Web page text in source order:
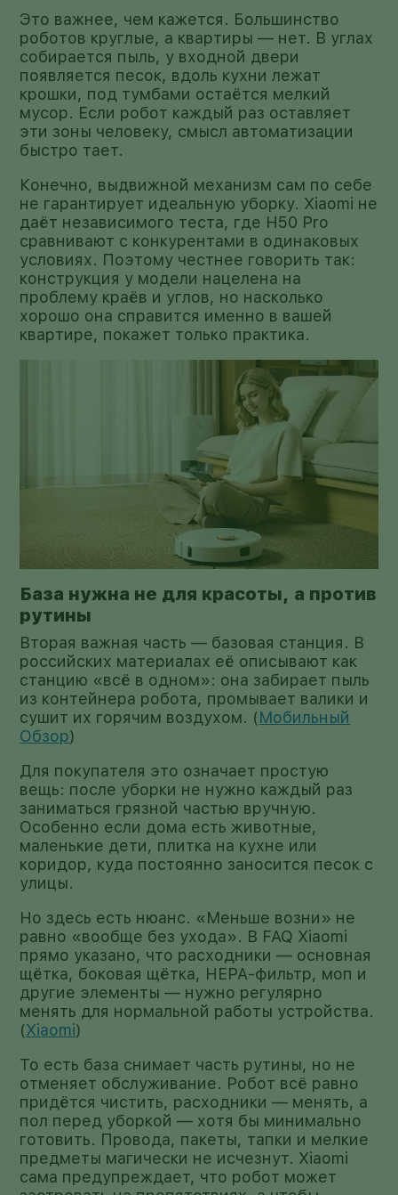
Это важнее, чем кажется. Большинство
роботов круглые, а квартиры — нет. В углах
собирается пыль, у входной двери
появляется песок, вдоль кухни лежат
крошки, под тумбами остаётся мелкий
мусор. Если робот каждый раз оставляет
эти зоны человеку, смысл автоматизации
быстро тает.
Конечно, выдвижной механизм сам по себе
не гарантирует идеальную уборку. Xiaomi не
даёт независимого теста, где H50 Pro
сравнивают с конкурентами в одинаковых
условиях. Поэтому честнее говорить так:
конструкция у модели нацелена на
проблему краёв и углов, но насколько
хорошо она справится именно в вашей
квартире, покажет только практика.
База нужна не для красоты, а против
рутины
Вторая важная часть — базовая станция. В
российских материалах её описывают как
станцию «всё в одном»: она забирает пыль
из контейнера робота, промывает валики и
сушит их горячим воздухом. (Мобильный
Обзор)
Для покупателя это означает простую
вещь: после уборки не нужно каждый раз
заниматься грязной частью вручную.
Особенно если дома есть животные,
маленькие дети, плитка на кухне или
коридор, куда постоянно заносится песок с
улицы.
Но здесь есть нюанс. «Меньше возни» не
равно «вообще без ухода». В FAQ Xiaomi
прямо указано, что расходники — основная
щётка, боковая щётка, HEPA-фильтр, моп и
другие элементы — нужно регулярно
менять для нормальной работы устройства.
(Xiaomi)
То есть база снимает часть рутины, но не
отменяет обслуживание. Робот всё равно
придётся чистить, расходники — менять, а
пол перед уборкой — хотя бы минимально
готовить. Провода, пакеты, тапки и мелкие
предметы магически не исчезнут. Xiaomi
сама предупреждает, что робот может